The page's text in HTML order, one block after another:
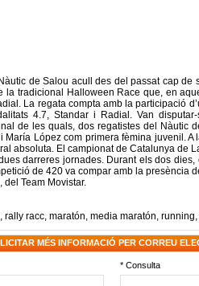
de Salou acull des del passat cap de
la tradicional Halloween Race que, en
La regata compta amb la participació
4.7, Standar i Radial. Van
de les quals, dos regatistes del Nàutic
María López com primera fèmina juvenil. A
absoluta. El campionat de Catalunya de
darreres jornades. Durant els dos dies,
de 420 va compar amb la presència
Team Movistar.
, rally racc, maratón, media maratón, running,
MÉS INFORMACIÓ PER CORREU
* Consulta